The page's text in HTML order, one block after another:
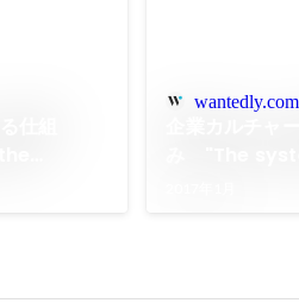
wantedly.com